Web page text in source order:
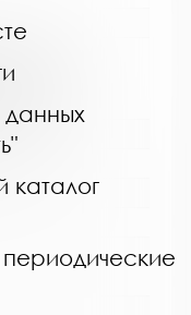
данных
каталог
области